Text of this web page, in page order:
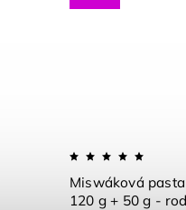
Miswáková
120 g + 50 g -